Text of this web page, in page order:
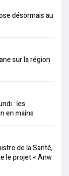
désormais au
sur la région
: les
en mains
de la Santé,
le projet « Anw